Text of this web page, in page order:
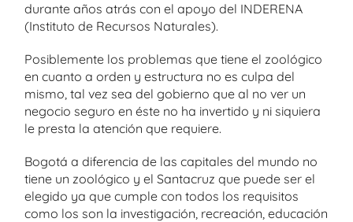
durante años atrás con el apoyo del INDERENA
(Instituto de Recursos Naturales).
Posiblemente los problemas que tiene el zoológico
en cuanto a orden y estructura no es culpa del
mismo, tal vez sea del gobierno que al no ver un
negocio seguro en éste no ha invertido y ni siquiera
le presta la atención que requiere.
Bogotá a diferencia de las capitales del mundo no
tiene un zoológico y el Santacruz que puede ser el
elegido ya que cumple con todos los requisitos
como los son la investigación, recreación, educación